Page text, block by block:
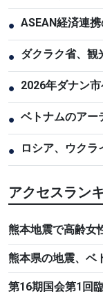
● ASEAN経済連
● ダクラク省、観
● 2026年ダナン
● ベトナムのアー
● ロシア、ウク
アクセスラン
熊本地震で高齢女
熊本県の地震、ベ
第16期国会第1回